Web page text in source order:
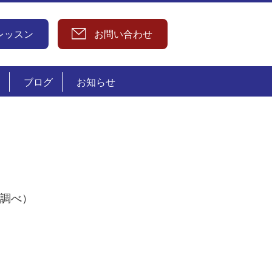
ッスン お問い合わせ
ブログ お知らせ
べ）